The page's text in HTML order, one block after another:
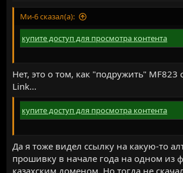
Ми-6 сказал(а):
купите доступ для просмотра контента
Нет, это о том, как "подружить" MF823
Link...
купите доступ для просмотра контента
Да я тоже видел ссылку на какую-то
прошивку в начале года на одном из
казахским доменом. Но тогда не